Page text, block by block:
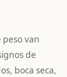
peso van
de
boca seca,